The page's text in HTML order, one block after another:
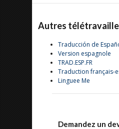
Autres
Traducción de
Version espagnole
TRAD.ESP.FR
Traduction français-
Linguee Me
Demandez un